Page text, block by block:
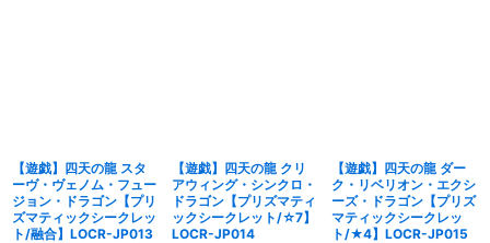
【遊戯】四天の龍 スタ
ーヴ・ヴェノム・フュー
ジョン・ドラゴン【プリ
ズマティックシークレッ
ト/融合】LOCR-JP013
【遊戯】四天の龍 クリ
アウィング・シンクロ・
ドラゴン【プリズマティ
ックシークレット/☆7】
LOCR-JP014
【遊戯】四天の龍 ダー
ク・リベリオン・エクシ
ーズ・ドラゴン【プリズ
マティックシークレッ
ト/★4】LOCR-JP015